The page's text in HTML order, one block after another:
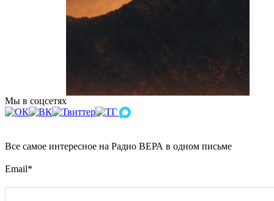
Мы в соцсетях
Все самое интересное на Радио ВЕРА в одном письме
Email*